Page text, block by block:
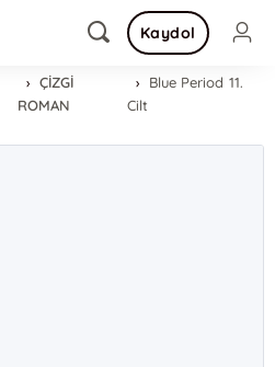
Kaydol
ÇİZGİ
ROMAN
Blue Period 11.
Cilt